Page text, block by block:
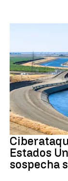
Guerra Irán
Estados
sospecha